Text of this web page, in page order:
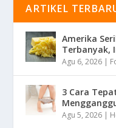
ARTIKEL
Amerika
Terbanyak,
Agu 6, 2026 |
3 Cara
Agu 5, 2026 |